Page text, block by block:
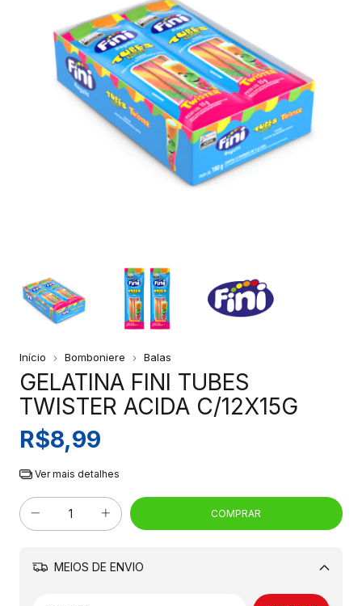
Início Bomboniere Balas
GELATINA FINI TUBES
TWISTER ACIDA C/12X15G
R$8,99
Ver mais detalhes
MEIOS DE ENVIO
Alterar CEP